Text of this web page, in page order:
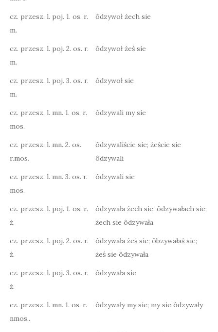
cz. przesz. l. poj. 1. os. r.
m.
ôdzywoł żech sie
cz. przesz. l. poj. 2. os. r.
m.
ôdzywoł żeś sie
cz. przesz. l. poj. 3. os. r.
m.
ôdzywoł sie
cz. przesz. l. mn. 1. os. r.
mos.
ôdzywali my sie
cz. przesz. l. mn. 2. os.
r.mos.
ôdzywaliście sie; żeście sie
ôdzywali
cz. przesz. l. mn. 3. os. r.
mos.
ôdzywali sie
cz. przesz. l. poj. 1. os. r.
ż.
ôdzywała żech sie; ôdzywałach sie;
żech sie ôdzywała
cz. przesz. l. poj. 2. os. r.
ż.
ôdzywała żeś sie; ôbzywałaś sie;
żeś sie ôdzywała
cz. przesz. l. poj. 3. os. r.
ż.
ôdzywała sie
cz. przesz. l. mn. 1. os. r.
nmos..
ôdzywały my sie; my sie ôdzywały